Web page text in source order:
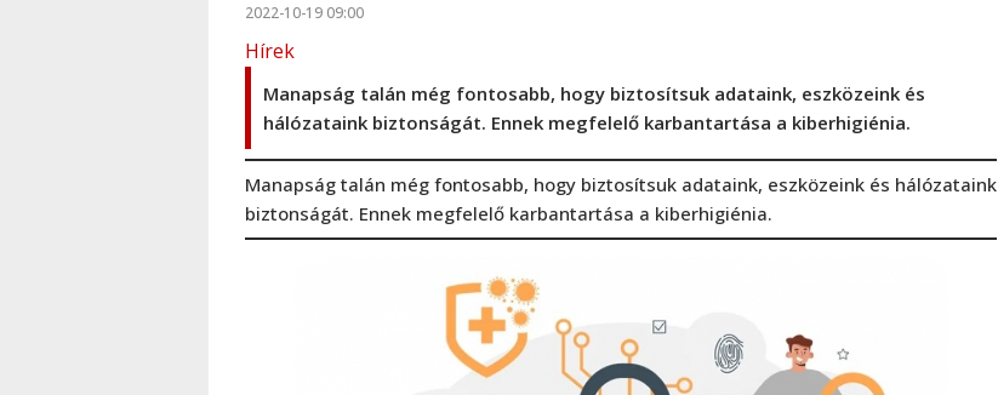
2022-10-19 09:00
Hírek
Manapság talán még fontosabb, hogy biztosítsuk adataink, eszközeink és
hálózataink biztonságát. Ennek megfelelő karbantartása a kiberhigiénia.
Manapság talán még fontosabb, hogy biztosítsuk adataink, eszközeink és hálózataink
biztonságát. Ennek megfelelő karbantartása a kiberhigiénia.